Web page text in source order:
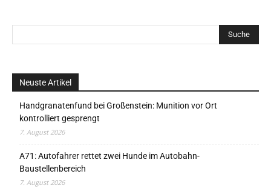
Neuste Artikel
Handgranatenfund bei Großenstein: Munition vor Ort
kontrolliert gesprengt
7. August 2026
A71: Autofahrer rettet zwei Hunde im Autobahn-
Baustellenbereich
7. August 2026